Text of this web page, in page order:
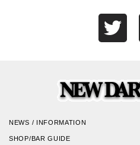
NEWS / INFORMATION
SHOP/BAR GUIDE